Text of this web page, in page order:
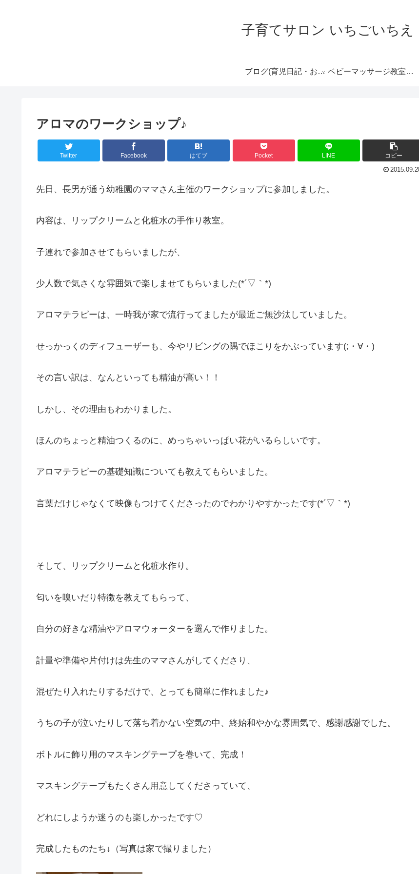
子育てサロン いちごいちえ
ブログ(育児日記・おす ベビーマッサージ教室の
アロマのワークショップ♪
Twitter Facebook はてブ Pocket LINE コピー
先日、長男が通う幼稚園のママさん主催のワークショップに参加しました。
内容は、リップクリームと化粧水の手作り教室。
子連れで参加させてもらいましたが、
少人数で気さくな雰囲気で楽しませてもらいました(*´▽｀*)
アロマテラピーは、一時我が家で流行ってましたが最近ご無沙汰していました。
せっかっくのディフューザーも、今やリビングの隅でほこりをかぶっています(;・∀・)
その言い訳は、なんといっても精油が高い！！
しかし、その理由もわかりました。
ほんのちょっと精油つくるのに、めっちゃいっぱい花がいるらしいです。
アロマテラピーの基礎知識についても教えてもらいました。
言葉だけじゃなくて映像もつけてくださったのでわかりやすかったです(*´▽｀*)
そして、リップクリームと化粧水作り。
匂いを嗅いだり特徴を教えてもらって、
自分の好きな精油やアロマウォーターを選んで作りました。
計量や準備や片付けは先生のママさんがしてくださり、
混ぜたり入れたりするだけで、とっても簡単に作れました♪
うちの子が泣いたりして落ち着かない空気の中、終始和やかな雰囲気で、感謝感謝でした。
ボトルに飾り用のマスキングテープを巻いて、完成！
マスキングテープもたくさん用意してくださっていて、
どれにしようか迷うのも楽しかったです♡
完成したものたち↓（写真は家で撮りました）